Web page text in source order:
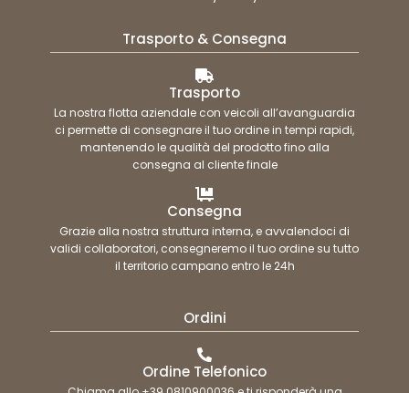
Trasporto & Consegna
Trasporto
La nostra flotta aziendale con veicoli all’avanguardia
ci permette di consegnare il tuo ordine in tempi rapidi,
mantenendo le qualità del prodotto fino alla
consegna al cliente finale
Consegna
Grazie alla nostra struttura interna, e avvalendoci di
validi collaboratori, consegneremo il tuo ordine su tutto
il territorio campano entro le 24h
Ordini
Ordine Telefonico